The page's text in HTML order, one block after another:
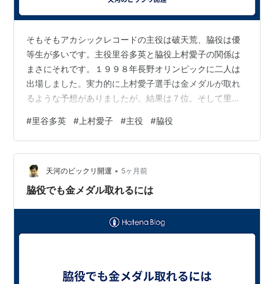
そもそもアカシックレコードの主役は破天荒、脇役は優
等生が多いです。主役里谷多英と脇役上村愛子の関係は
まさにそれです。１９９８年長野オリンピックに二人は
出場しました。実力的に上村愛子選手は金メダルが取れ
るような予想がありましたが。結果は７位。そして里谷
練習も熱心で夏も特別な施設を建設してそこで練習に専
念し、マスコミなどに評判が良いのですが、でも、オリ
ンピック以外の大会では１位になることもあったのです
が。オリンピックでは７位、５位、４位、４位と、いつ
もメダル直前まで行くものの、結局メダル取れす。 それ
#里谷多英 # 上村愛子 #主役 #脇役
天河のビックリ開運 • 5ヶ月前
脇役でも金メダル取れるには